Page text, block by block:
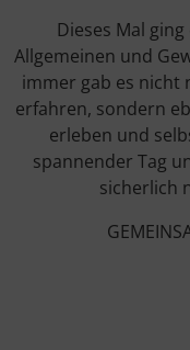
Dieses Mal
Allgemeinen und
immer gab es nicht
erfahren, sondern
erleben und
spannender Tag
sicherlich